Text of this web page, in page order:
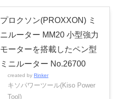
プロクソン(PROXXON) ミ
ニルーター MM20 小型強力
モーターを搭載したペン型
ミニルーター No.26700
created by Rinker
キソパワーツール(Kiso Power
Tool)